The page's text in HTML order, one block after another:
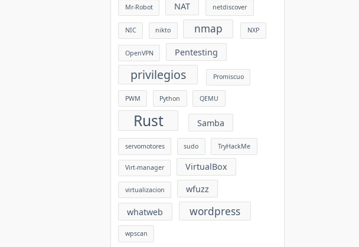
Mr-Robot NAT netdiscover
NIC nikto nmap NXP
OpenVPN Pentesting
privilegios Promiscuo
PWM Python QEMU
Rust Samba
servomotores sudo TryHackMe
Virt-manager VirtualBox
virtualizacion wfuzz
whatweb wordpress
wpscan